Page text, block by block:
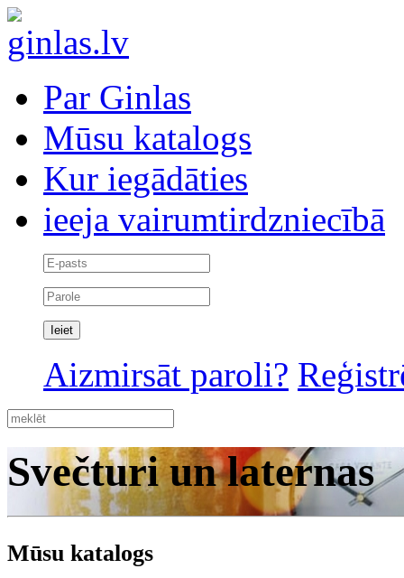
Par Ginlas
Mūsu katalogs
Kur iegādāties
ieeja vairumtirdzniecībā
Aizmirsāt paroli?
Svečturi un laternas
Mūsu katalogs